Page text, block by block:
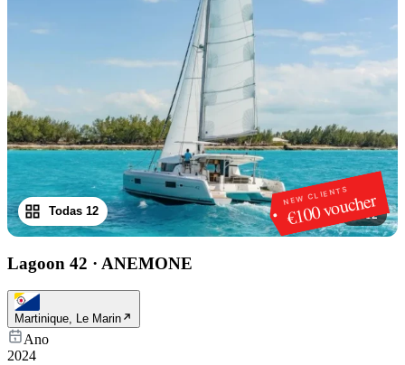
NEW CLIENTS
€100 voucher
1/12
Todas 12
Lagoon 42 · ANEMONE
Martinique, Le Marin
Ano
2024